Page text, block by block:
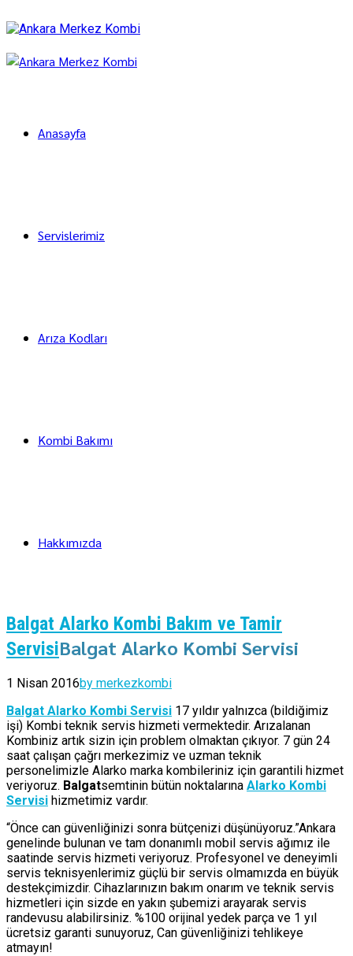
Anasayfa
Servislerimiz
Arıza Kodları
Kombi Bakımı
Hakkımızda
Balgat Alarko Kombi Bakım ve Tamir
ServisiBalgat Alarko Kombi Servisi
1 Nisan 2016by merkezkombi
Balgat Alarko Kombi Servisi 17 yıldır yalnızca (bildiğimiz
işi) Kombi teknik servis hizmeti vermektedir. Arızalanan
Kombiniz artık sizin için problem olmaktan çıkıyor. 7 gün 24
saat çalışan çağrı merkezimiz ve uzman teknik
personelimizle Alarko marka kombileriniz için garantili hizmet
veriyoruz. Balgatsemtinin bütün noktalarına Alarko Kombi
Servisi hizmetimiz vardır.
“Önce can güvenliğinizi sonra bütçenizi düşünüyoruz.”Ankara
genelinde bulunan ve tam donanımlı mobil servis ağımız ile
saatinde servis hizmeti veriyoruz. Profesyonel ve deneyimli
servis teknisyenlerimiz güçlü bir servis olmamızda en büyük
destekçimizdir. Cihazlarınızın bakım onarım ve teknik servis
hizmetleri için sizde en yakın şubemizi arayarak servis
randevusu alabilirsiniz. %100 orijinal yedek parça ve 1 yıl
ücretsiz garanti sunuyoruz, Can güvenliğinizi tehlikeye
atmayın!